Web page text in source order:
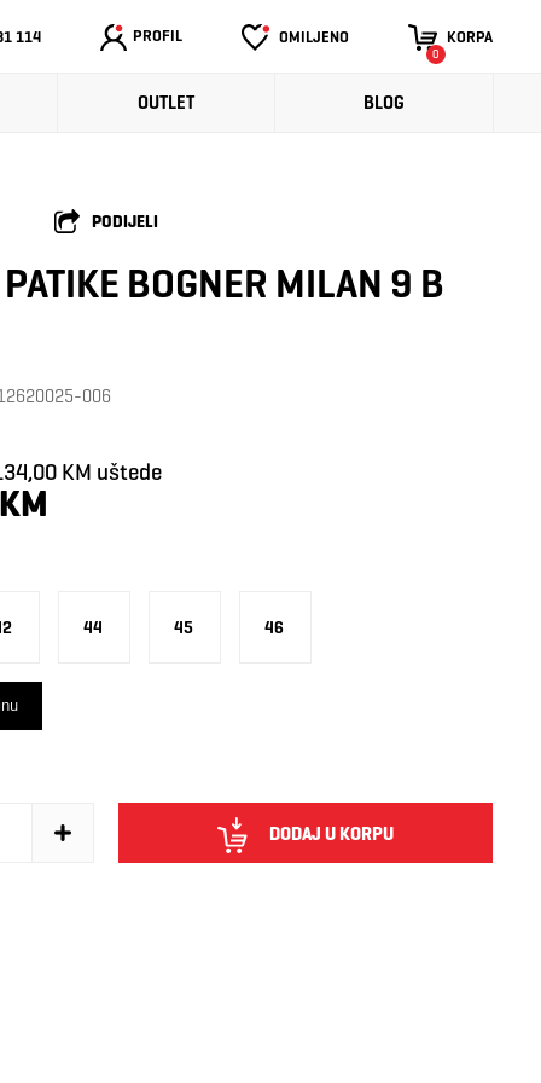
114 PROFIL OMILJENO KORPA
0
OUTLET BLOG
PODIJELI
BOGNER MILAN 9 B
006
KM uštede
44 45 46
DODAJ U KORPU